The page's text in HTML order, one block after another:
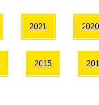
2021 2020
2015